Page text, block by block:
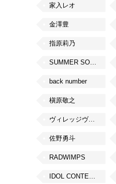
家入レオ
金澤豊
指原莉乃
SUMMER SONIC
back number
槇原敬之
ヴィレッジヴァンガード
佐野勇斗
RADWIMPS
IDOL CONTENT EXPO